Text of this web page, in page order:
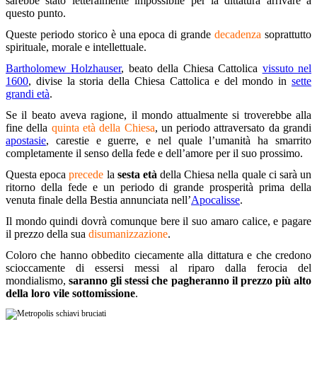
questo punto.
Queste periodo storico è una epoca di grandedecadenza soprattutto
spirituale, morale e intellettuale.
Bartholomew Holzhauser, beato della Chiesa Cattolica vissuto nel
1600, divise la storia della Chiesa Cattolica e del mondo in sette
grandi età.
Se il beato aveva ragione, il mondo attualmente si troverebbe alla
fine della quinta età della Chiesa, un periodo attraversato da grandi
apostasie, carestie e guerre, e nel quale l’umanità ha smarrito
completamente il senso della fede e dell’amore per il suo prossimo.
Questa epocaprecede la sesta età della Chiesa nella quale ci sarà un
ritorno della fede e un periodo di grande prosperità prima della
venuta finale della Bestia annunciata nell’Apocalisse.
Il mondo quindi dovrà comunque bere il suo amaro calice, e pagare
il prezzo della sua disumanizzazione.
Coloro che hanno obbedito ciecamente alla dittatura e che credono
scioccamente di essersi messi al riparo dalla ferocia del
mondialismo,saranno gli stessi che pagheranno il prezzo più alto
della loro vile sottomissione.